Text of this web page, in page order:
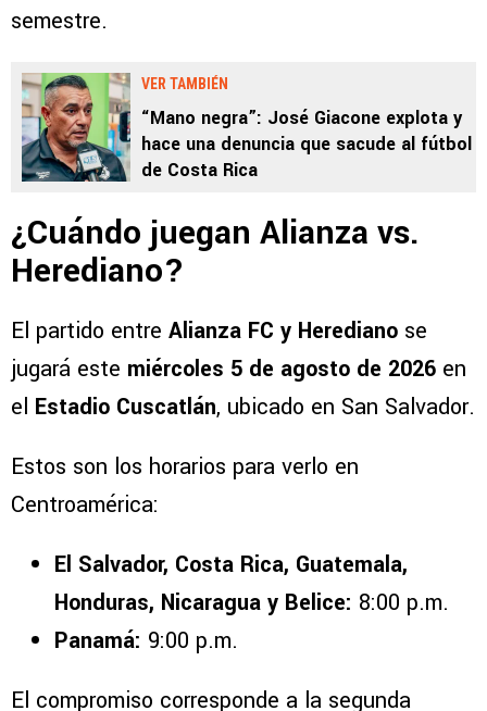
semestre.
VER TAMBIÉN
“Mano negra”: José Giacone explota y
hace una denuncia que sacude al fútbol
de Costa Rica
¿Cuándo juegan Alianza vs.
Herediano?
El partido entre Alianza FC y Herediano se
jugará este miércoles 5 de agosto de 2026 en
el Estadio Cuscatlán, ubicado en San Salvador.
Estos son los horarios para verlo en
Centroamérica:
El Salvador, Costa Rica, Guatemala,
Honduras, Nicaragua y Belice: 8:00 p.m.
Panamá: 9:00 p.m.
El compromiso corresponde a la segunda